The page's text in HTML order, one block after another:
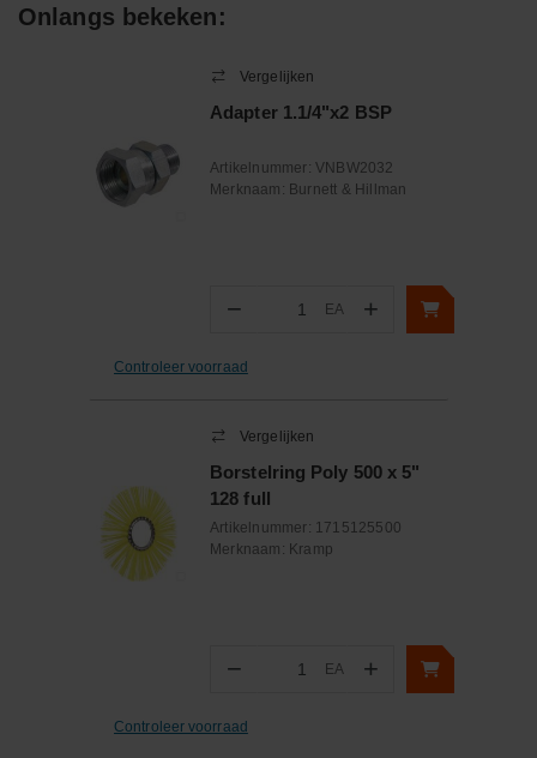
Onlangs bekeken:
Vergelijken
Adapter 1.1/4"x2 BSP
Artikelnummer: VNBW2032
Merknaam: Burnett & Hillman
− Aantal
EA +
Controleer voorraad
Vergelijken
Borstelring Poly 500 x 5"
128 full
Artikelnummer: 1715125500
Merknaam: Kramp
− Aantal
EA +
Controleer voorraad